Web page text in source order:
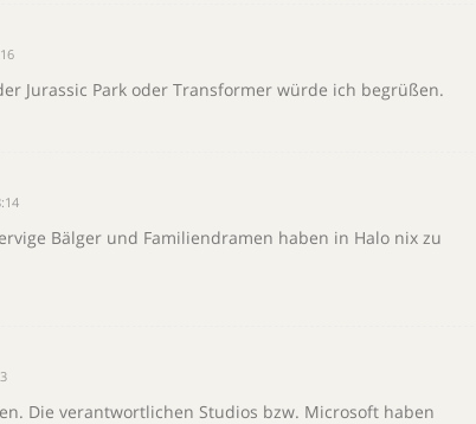
Jurassic Park oder Transformer würde ich begrüßen.
Bälger und Familiendramen haben in Halo nix zu
Die verantwortlichen Studios bzw. Microsoft haben